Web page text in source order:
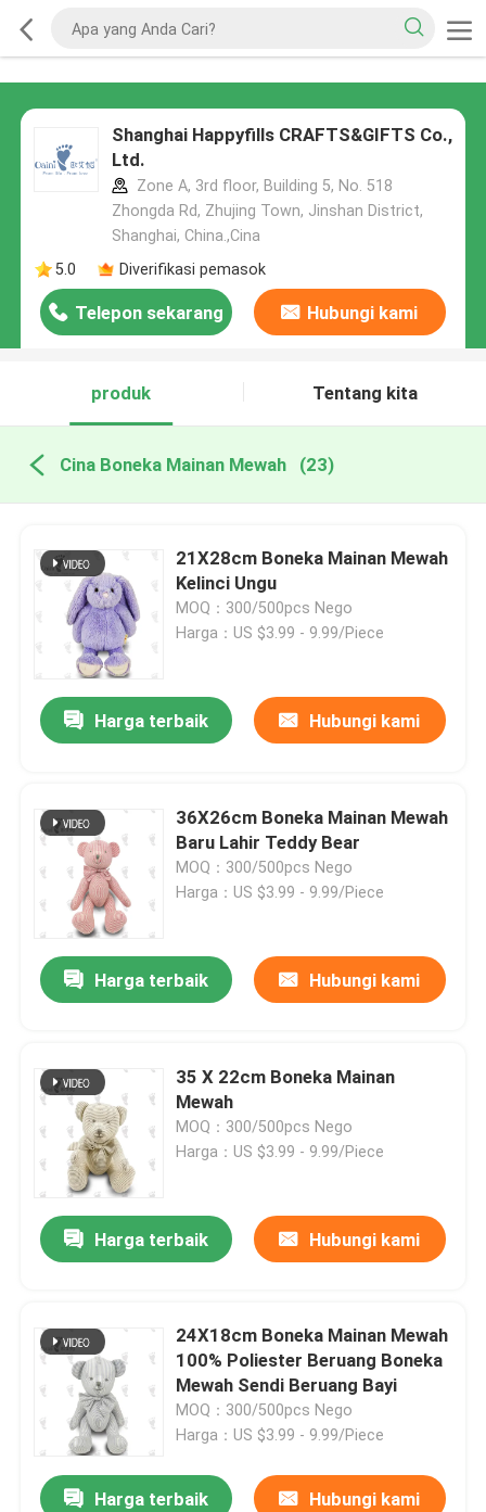
Shanghai Happyfills CRAFTS&GIFTS Co.,
Ltd.
Zone A, 3rd floor, Building 5, No. 518
Zhongda Rd, Zhujing Town, Jinshan District,
Shanghai, China.,Cina
5.0
Diverifikasi pemasok
Telepon sekarang Hubungi kami
produk Tentang kita
Cina Boneka Mainan Mewah (23)
21X28cm Boneka Mainan Mewah
Kelinci Ungu
MOQ：300/500pcs Nego
Harga：US $3.99 - 9.99/Piece
Harga terbaik Hubungi kami
36X26cm Boneka Mainan Mewah
Baru Lahir Teddy Bear
MOQ：300/500pcs Nego
Harga：US $3.99 - 9.99/Piece
Harga terbaik Hubungi kami
35 X 22cm Boneka Mainan
Mewah
MOQ：300/500pcs Nego
Harga：US $3.99 - 9.99/Piece
Harga terbaik Hubungi kami
24X18cm Boneka Mainan Mewah
100% Poliester Beruang Boneka
Mewah Sendi Beruang Bayi
MOQ：300/500pcs Nego
Harga：US $3.99 - 9.99/Piece
Harga terbaik Hubungi kami